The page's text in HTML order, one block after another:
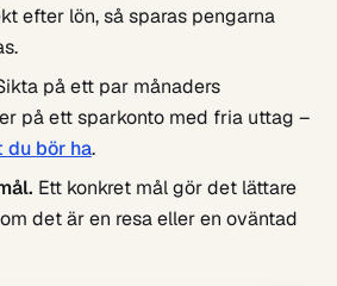
efter lön, så sparas pengarna
på ett par månaders
på ett sparkonto med fria uttag –
du bör ha.
Ett konkret mål gör det lättare
det är en resa eller en oväntad